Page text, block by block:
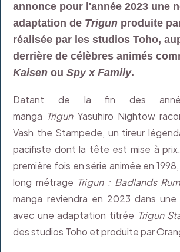
annonce pour l'année 2023 une
adaptation de Trigun produite
réalisée par les studios Toho,
derrière de célèbres animés
Kaisen ouSpy x Family.
Datant de la fin des
manga Trigun Yasuhiro Nightow
Vash the Stampede, un tireur
pacifiste dont la tête est mise à
première fois en série animée en
long métrage Trigun : Badlands
manga reviendra en 2023 dans
avec une adaptation titrée Trigun
des studios Toho et produite par